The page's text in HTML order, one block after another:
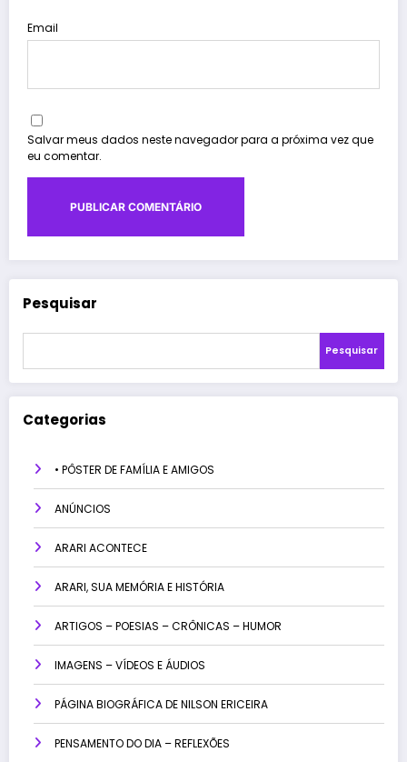
Email
Salvar meus dados neste navegador para a próxima vez que
eu comentar.
Pesquisar
Pesquisar
Categorias
• PÔSTER DE FAMÍLIA E AMIGOS
ANÚNCIOS
ARARI ACONTECE
ARARI, SUA MEMÓRIA E HISTÓRIA
ARTIGOS – POESIAS – CRÔNICAS – HUMOR
IMAGENS – VÍDEOS E ÁUDIOS
PÁGINA BIOGRÁFICA DE NILSON ERICEIRA
PENSAMENTO DO DIA – REFLEXÕES